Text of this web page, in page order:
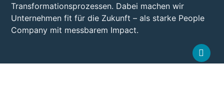
Transformationsprozessen. Dabei machen wir
Unternehmen fit für die Zukunft – als starke People
Company mit messbarem Impact.